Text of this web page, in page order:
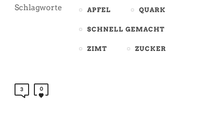
Schlagworte APFEL QUARK
SCHNELL GEMACHT
ZIMT ZUCKER
3 0